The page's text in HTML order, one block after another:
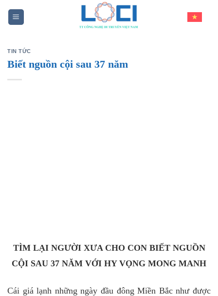
TIN TỨC
Biết nguồn cội sau 37 năm
TÌM LẠI NGƯỜI XƯA CHO CON BIẾT NGUỒN
CỘI SAU 37 NĂM VỚI HY VỌNG MONG MANH
Cái giá lạnh những ngày đầu đông Miền Bắc như được